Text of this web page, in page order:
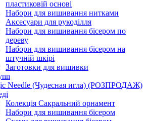
пластиковій основі
Набори для вишивання нитками
Аксесуари для рукоділля
Набори для вишивання бісером по
дереву
Набори для вишивання бісером на
штучній шкірі
Заготовки для вишивки
Needle (Чудесная игла) (РОЗПРОДАЖ)
Колекція Сакральний орнамент
Набори для вишивання бісером